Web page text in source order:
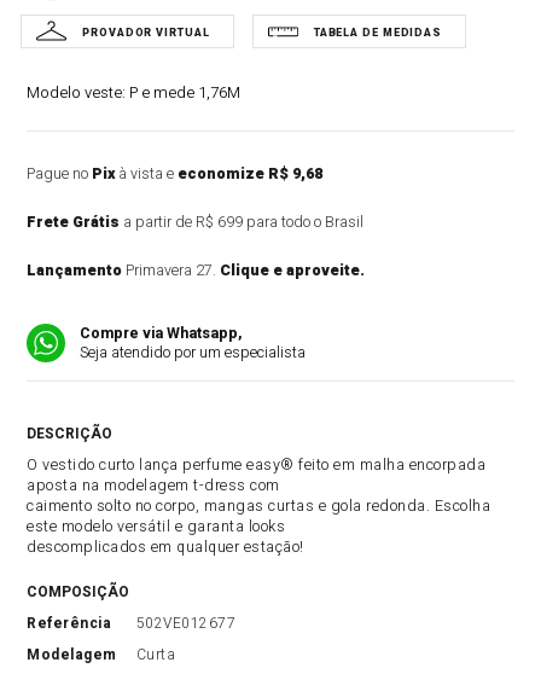
Modelo veste: P e mede 1,76M
Pague no Pixà vista e economize R$ 9,68
Frete Grátis a partir de R$ 699 para todo o Brasil
Lançamento Primavera 27. Clique e aproveite.
Compre via Whatsapp,
Seja atendido por um especialista
O vestido curto lança perfume easy® feito em malha encorpada
aposta na modelagem t-dress com
caimento solto no corpo, mangas curtas e gola redonda. Escolha
este modelo versátil e garanta looks
descomplicados em qualquer estação!
COMPOSIÇÃO
referência
502VE012677
modelagem
Curta